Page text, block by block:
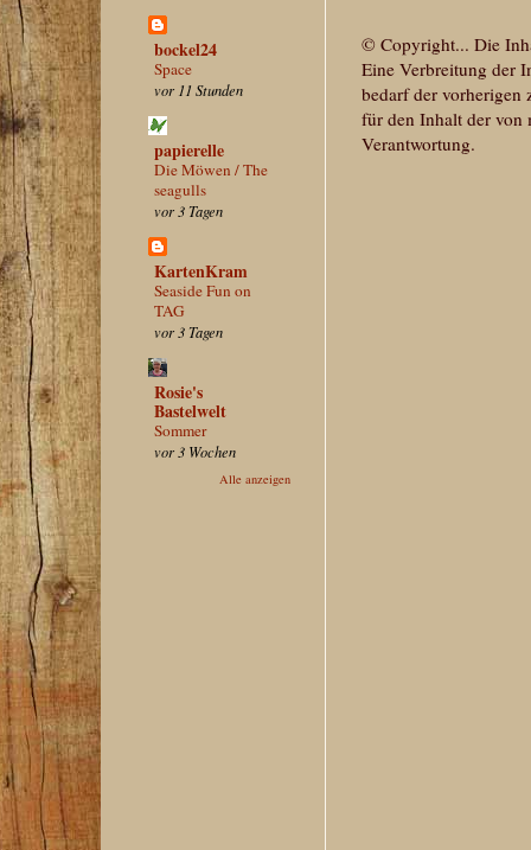
© Copyright... Die
Eine Verbreitung der
bedarf der vorherigen
für den Inhalt der von
Verantwortung.
bockel24
Space
vor 11 Stunden
papierelle
Die Möwen / The
seagulls
vor 3 Tagen
KartenKram
Seaside Fun on
TAG
vor 3 Tagen
Rosie's
Bastelwelt
Sommer
vor 3 Wochen
Alle anzeigen